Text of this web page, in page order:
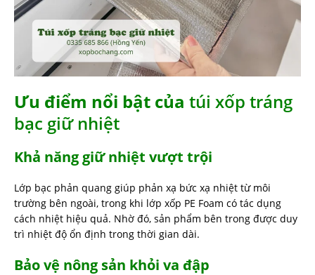
Ưu điểm nổi bật của túi xốp tráng
bạc giữ nhiệt
Khả năng giữ nhiệt vượt trội
Lớp bạc phản quang giúp phản xạ bức xạ nhiệt từ môi
trường bên ngoài, trong khi lớp xốp PE Foam có tác dụng
cách nhiệt hiệu quả. Nhờ đó, sản phẩm bên trong được duy
trì nhiệt độ ổn định trong thời gian dài.
Bảo vệ nông sản khỏi va đập